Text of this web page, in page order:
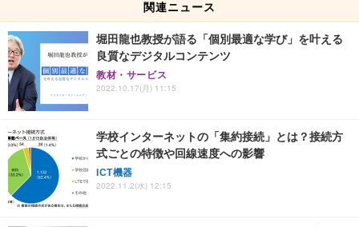
関連ニュース
堀田龍也教授が語る「個別最適な学び」を叶える
良質なデジタルコンテンツ
教材・サービス
2022.10.17(月) 11:15
学校インターネットの「集約接続」とは？接続方
式ごとの特徴や回線速度への影響
ICT機器
2022.11.2(水) 12:15